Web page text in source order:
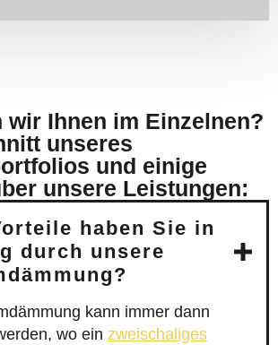
wir Ihnen im Einzelnen?
unseres
und einige
unsere Leistungen:
haben Sie in
durch unsere
kann immer dann
wo ein zweischaliges